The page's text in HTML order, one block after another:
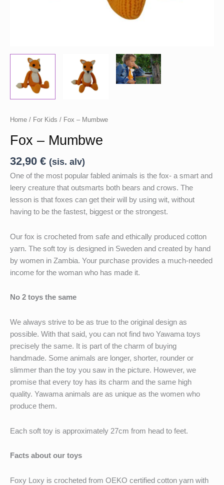
Home / For Kids / Fox – Mumbwe
Fox – Mumbwe
32,90 € (sis. alv)
One of the most popular fabled animals is the fox- a smart and
leery creature that outsmarts both bears and crows. The
lesson is that foxes can get their will by using wit, without
having to be the fastest, biggest or the strongest.
Our fox is crocheted from safe and ethically produced cotton
yarn. The soft toy is designed in Sweden and created by hand
by women in Zambia. Your purchase provides a much-needed
income for the woman who has made it.
No 2 toys the same
We always strive to be as true to the original design as
possible. With that said, you can not find two Yawama toys
precisely the same. It is part of the charm of buying
handmade. Some animals are longer, shorter, rounder or
slimmer than the toy you saw in the picture. However, we
promise that every toy has its charm and the same high
quality. Yawama animals are as unique as the women who
produce them.
Each soft toy is approximately 27cm from head to feet.
Facts about our toys
Foxy Loxy is crocheted from OEKO certified cotton yarn with